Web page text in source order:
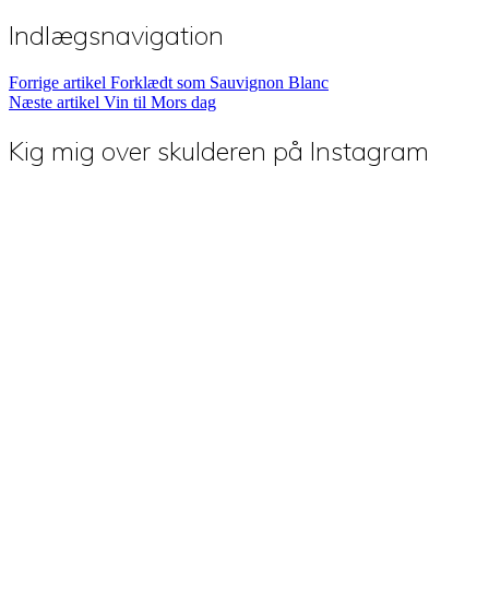
Indlægsnavigation
Forrige artikel Forklædt som Sauvignon Blanc
Næste artikel Vin til Mors dag
Kig mig over skulderen på Instagram